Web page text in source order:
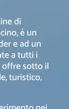
di
è un
e ad un
a tutti i
sotto il
turistico,